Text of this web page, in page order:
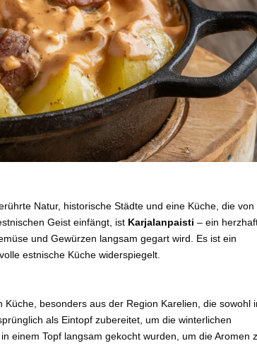
Natur, historische Städte und eine Küche, die von
Geist einfängt, ist Karjalanpaisti – ein
und Gewürzen langsam gegart wird. Es ist ein
estnische Küche widerspiegelt.
besonders aus der Region Karelien, die sowohl
als Eintopf zubereitet, um die winterlichen
einem Topf langsam gekocht wurden, um die Aromen